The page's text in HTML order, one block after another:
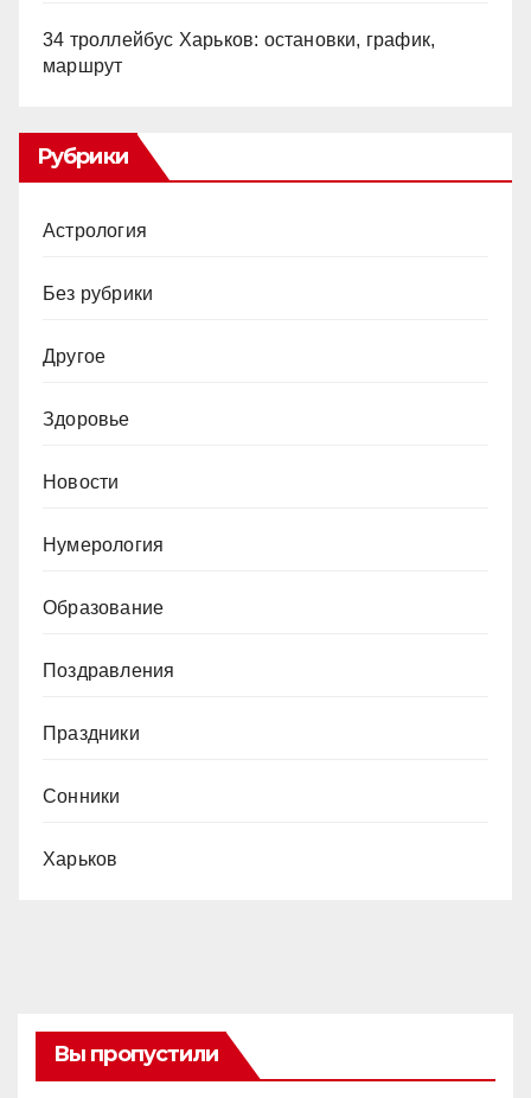
34 троллейбус Харьков: остановки, график,
маршрут
Рубрики
Астрология
Без рубрики
Другое
Здоровье
Новости
Нумерология
Образование
Поздравления
Праздники
Сонники
Харьков
Вы пропустили